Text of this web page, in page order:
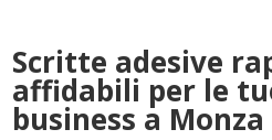
Scritte adesive
affidabili per le
business a Monza